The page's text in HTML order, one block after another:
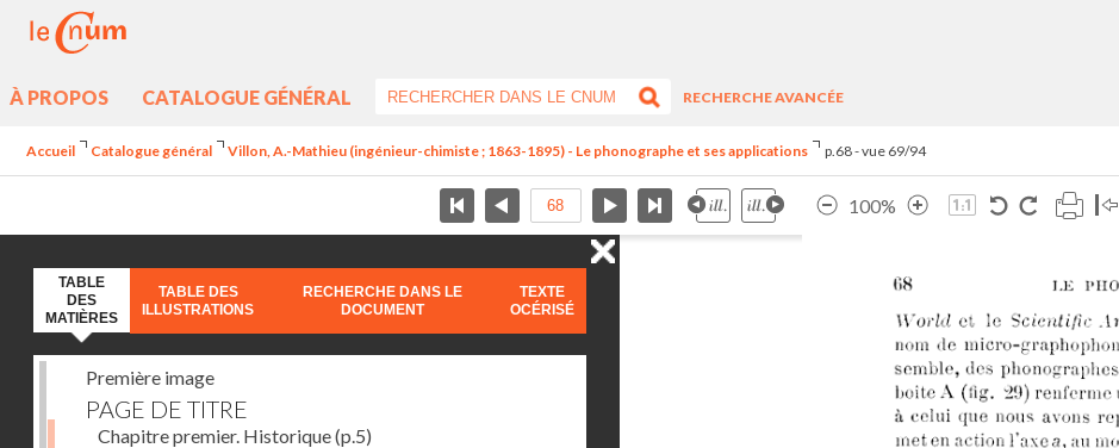
À PROPOS CATALOGUE GÉNÉRAL
RECHERCHE AVANCÉE
Accueil Catalogue général Villon, A.-Mathieu (ingénieur-chimiste ; 1863-1895) - Le phonographe et ses applications p.68 - vue 69/94
100%
TABLE
DES
MATIÈRES
TABLE DES
ILLUSTRATIONS
RECHERCHE DANS LE
DOCUMENT
TEXTE
OCÉRISÉ
Première image
PAGE DE TITRE
Chapitre premier. Historique(p.5)